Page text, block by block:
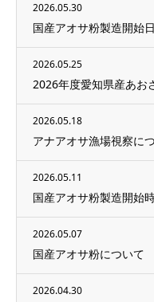
2026.05.30
国産アオサ粉製造開始
2026.05.25
2026年度愛知県産あお
2026.05.18
アナアオサ漁場視察に
2026.05.11
国産アオサ粉製造開始
2026.05.07
国産アオサ粉について
2026.04.30